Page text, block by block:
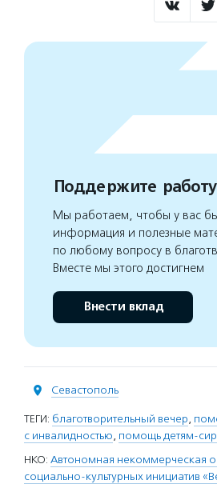
Поддержите
Мы работаем, чтобы у вас
информация и полезные
по любому вопросу в
Вместе мы этого достигнем
Внести вклад
Севастополь
ТЕГИ: благотворительный вечер,
с инвалидностью, помощь детям-
НКО: Автономная некоммерческая
социально-культурных инициатив